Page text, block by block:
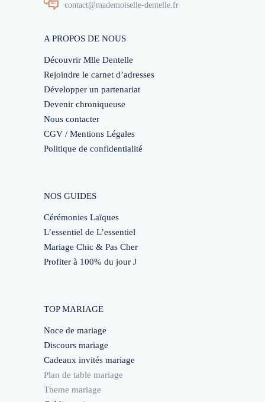
contact@mademoiselle-dentelle.fr
A PROPOS DE NOUS
Découvrir Mlle Dentelle
Rejoindre le carnet d’adresses
Développer un partenariat
Devenir chroniqueuse
Nous contacter
CGV / Mentions Légales
Politique de confidentialité
NOS GUIDES
Cérémonies Laïques
L’essentiel de L’essentiel
Mariage Chic & Pas Cher
Profiter à 100% du jour J
TOP MARIAGE
Noce de mariage
Discours mariage
Cadeaux invités mariage
Plan de table mariage
Theme mariage